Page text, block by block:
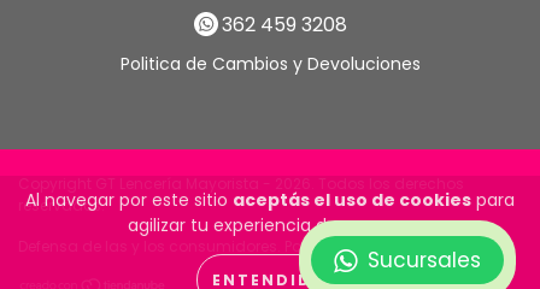
Al navegar por este sitio aceptás el uso de cookies para
agilizar tu experiencia de compra.
ENTENDIDO
Sucursales
362 459 3208
Politica de Cambios y Devoluciones
Copyright GT Lencería Mayorista - 2026. Todos los derechos
reservados.
Defensa de las y los consumidores. Para reclamos
ingrese aquí